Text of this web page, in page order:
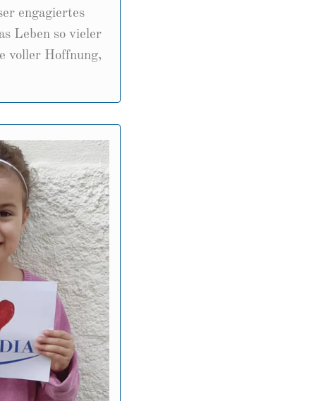
engagiertes
Leben so vieler
voller Hoffnung,